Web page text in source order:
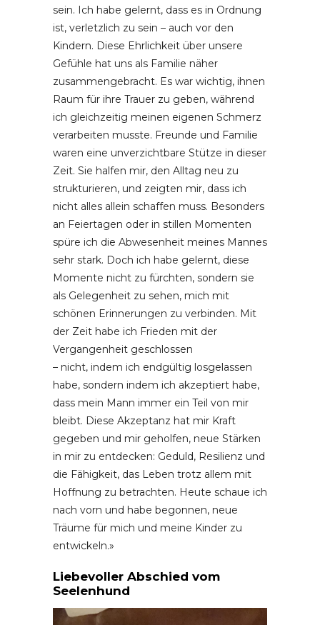
sein. Ich habe gelernt, dass es in Ordnung
ist, verletzlich zu sein – auch vor den
Kindern. Diese Ehrlichkeit über unsere
Gefühle hat uns als Familie näher
zusammengebracht. Es war wichtig, ihnen
Raum für ihre Trauer zu geben, während
ich gleichzeitig meinen eigenen Schmerz
verarbeiten musste. Freunde und Familie
waren eine unverzichtbare Stütze in dieser
Zeit. Sie halfen mir, den Alltag neu zu
strukturieren, und zeigten mir, dass ich
nicht alles allein schaffen muss. Besonders
an Feiertagen oder in stillen Momenten
spüre ich die Abwesenheit meines Mannes
sehr stark. Doch ich habe gelernt, diese
Momente nicht zu fürchten, sondern sie
als Gelegenheit zu sehen, mich mit
schönen Erinnerungen zu verbinden. Mit
der Zeit habe ich Frieden mit der
Vergangenheit geschlossen
– nicht, indem ich endgültig losgelassen
habe, sondern indem ich akzeptiert habe,
dass mein Mann immer ein Teil von mir
bleibt. Diese Akzeptanz hat mir Kraft
gegeben und mir geholfen, neue Stärken
in mir zu entdecken: Geduld, Resilienz und
die Fähigkeit, das Leben trotz allem mit
Hoffnung zu betrachten. Heute schaue ich
nach vorn und habe begonnen, neue
Träume für mich und meine Kinder zu
entwickeln.»
Liebevoller Abschied vom
Seelenhund